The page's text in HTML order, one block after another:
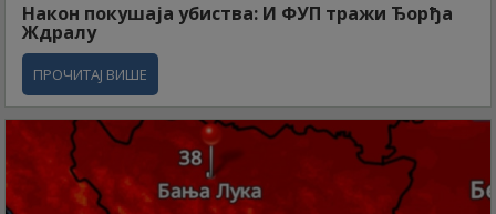
Након покушаја убиства: И ФУП тражи Ђорђа
Ждралу
ПРОЧИТАЈ ВИШЕ